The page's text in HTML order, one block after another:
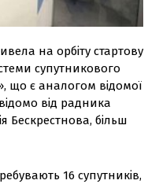
на орбіту стартову
супутникового
що є аналогом відомої
від радника
Бескрестнова, більш
16 супутників,